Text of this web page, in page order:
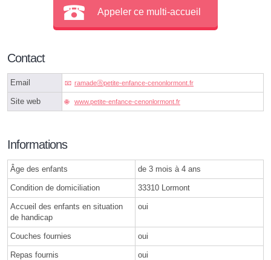
Appeler ce multi-accueil
Contact
Email ramadeⓐpetite-enfance-cenonlormont.fr
Site web www.petite-enfance-cenonlormont.fr
Informations
Âge des enfants de 3 mois à 4 ans
Condition de domiciliation 33310 Lormont
Accueil des enfants en situation
de handicap
oui
Couches fournies oui
Repas fournis oui